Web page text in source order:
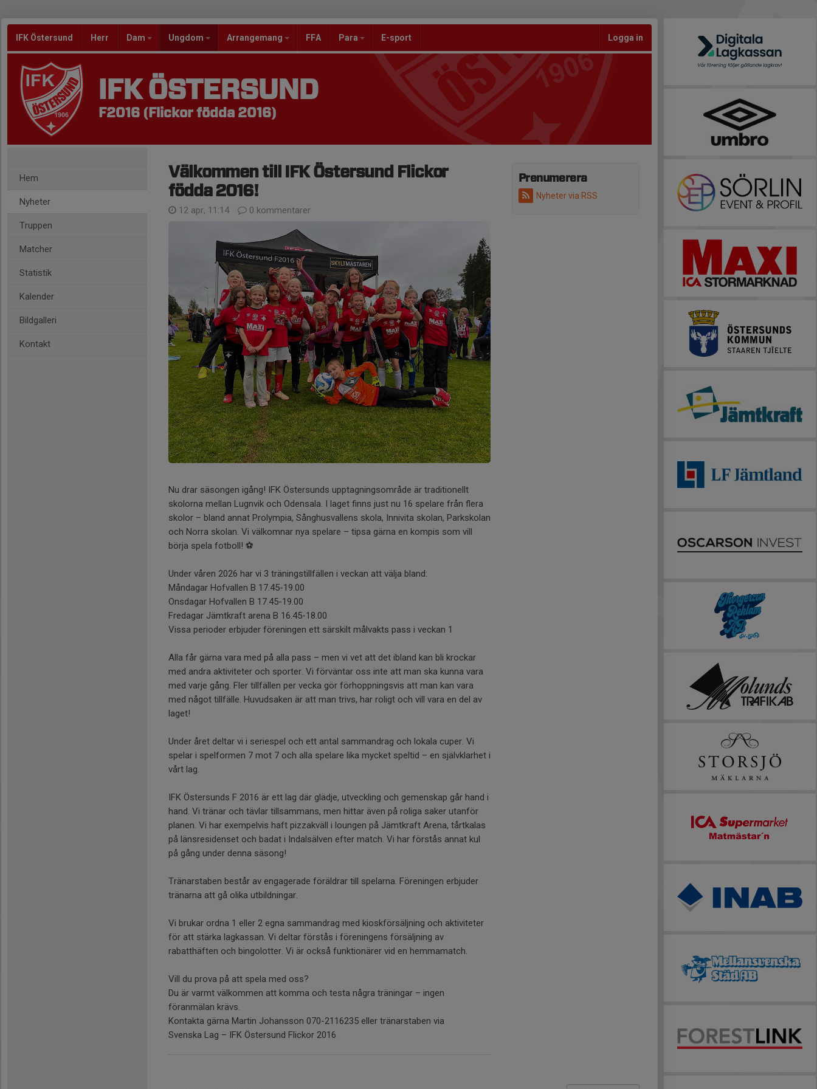
IFK Östersund Herr Dam Ungdom Arrangemang FFA Para E-sport Logga in
IFK ÖSTERSUND
F2016 (Flickor födda 2016)
Hem
Nyheter
Truppen
Matcher
Statistik
Kalender
Bildgalleri
Kontakt
Prenumerera
Nyheter via RSS
Välkommen till IFK Östersund Flickor
födda 2016!
12 apr, 11:14 0 kommentarer
Nu drar säsongen igång! IFK Östersunds upptagningsområde är traditionellt
skolorna mellan Lugnvik och Odensala. I laget finns just nu 16 spelare från flera
skolor – bland annat Prolympia, Sånghusvallens skola, Innivita skolan, Parkskolan
och Norra skolan. Vi välkomnar nya spelare – tipsa gärna en kompis som vill
börja spela fotboll! ⚽️
Under våren 2026 har vi 3 träningstillfällen i veckan att välja bland:
Måndagar Hofvallen B 17.45-19.00
Onsdagar Hofvallen B 17.45-19.00
Fredagar Jämtkraft arena B 16.45-18.00
Vissa perioder erbjuder föreningen ett särskilt målvakts pass i veckan 1
Alla får gärna vara med på alla pass – men vi vet att det ibland kan bli krockar
med andra aktiviteter och sporter. Vi förväntar oss inte att man ska kunna vara
med varje gång. Fler tillfällen per vecka gör förhoppningsvis att man kan vara
med något tillfälle. Huvudsaken är att man trivs, har roligt och vill vara en del av
laget!
Under året deltar vi i seriespel och ett antal sammandrag och lokala cuper. Vi
spelar i spelformen 7 mot 7 och alla spelare lika mycket speltid – en självklarhet i
vårt lag.
IFK Östersunds F 2016 är ett lag där glädje, utveckling och gemenskap går hand i
hand. Vi tränar och tävlar tillsammans, men hittar även på roliga saker utanför
planen. Vi har exempelvis haft pizzakväll i loungen på Jämtkraft Arena, tårtkalas
på länsresidenset och badat i Indalsälven efter match. Vi har förstås annat kul
på gång under denna säsong!
Tränarstaben består av engagerade föräldrar till spelarna. Föreningen erbjuder
tränarna att gå olika utbildningar.
Vi brukar ordna 1 eller 2 egna sammandrag med kioskförsäljning och aktiviteter
för att stärka lagkassan. Vi deltar förstås i föreningens försäljning av
rabatthäften och bingolotter. Vi är också funktionärer vid en hemmamatch.
Vill du prova på att spela med oss?
Du är varmt välkommen att komma och testa några träningar – ingen
föranmälan krävs.
Kontakta gärna Martin Johansson 070-2116235 eller tränarstaben via
Svenska Lag – IFK Östersund Flickor 2016